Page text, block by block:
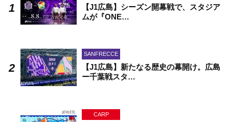
【J1広島】シーズン開幕戦で、スタジア
ムが『ONE…
SANFRECCE
【J1広島】新たなる歴史の幕開け。広島
ー千葉戦スタ…
CARP